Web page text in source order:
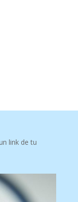
link de tu